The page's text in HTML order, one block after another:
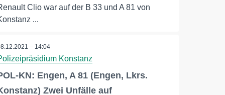
Clio war auf der B 33 und A 81 von
...
– 14:04
Konstanz
KN: Engen, A 81 (Engen, Lkrs.
Zwei Unfälle auf